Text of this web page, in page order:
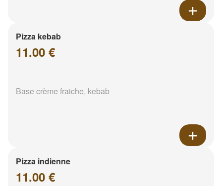
Pizza kebab
11.00 €
Base crème fraiche, kebab
Pizza indienne
11.00 €